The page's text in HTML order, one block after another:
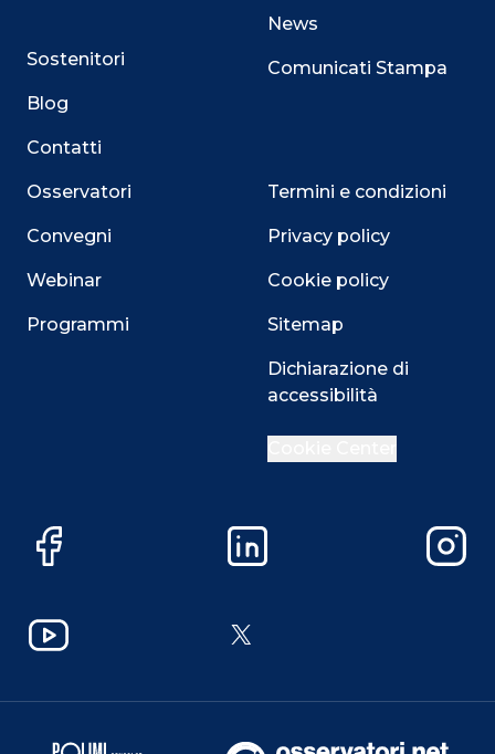
Sostenitori
Blog
Contatti
Osservatori
Convegni
Webinar
Programmi
News
Comunicati Stampa
Termini e condizioni
Privacy policy
Cookie policy
Sitemap
Dichiarazione di
accessibilità
Facebook LinkedIn
YouTube X